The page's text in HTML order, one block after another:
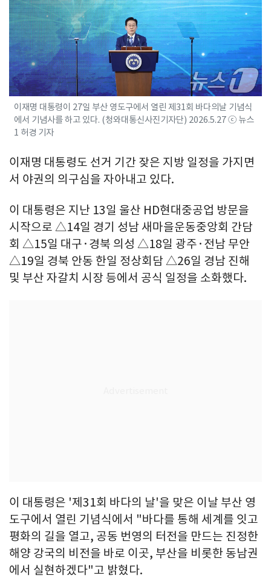
이재명 대통령이 27일 부산 영도구에서 열린 제31회 바다의날 기념식
에서 기념사를 하고 있다. (청와대통신사진기자단) 2026.5.27 ⓒ 뉴스
1 허경 기자
이재명 대통령도 선거 기간 잦은 지방 일정을 가지면
서 야권의 의구심을 자아내고 있다.
이 대통령은 지난 13일 울산 HD현대중공업 방문을
시작으로 △14일 경기 성남 새마을운동중앙회 간담
회 △15일 대구·경북 의성 △18일 광주·전남 무안
△19일 경북 안동 한일 정상회담 △26일 경남 진해
및 부산 자갈치 시장 등에서 공식 일정을 소화했다.
이 대통령은 '제31회 바다의 날'을 맞은 이날 부산 영
도구에서 열린 기념식에서 "바다를 통해 세계를 잇고
평화의 길을 열고, 공동 번영의 터전을 만드는 진정한
해양 강국의 비전을 바로 이곳, 부산을 비롯한 동남권
에서 실현하겠다"고 밝혔다.